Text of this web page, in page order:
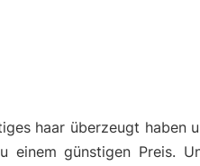
haar überzeugt haben
günstigen Preis.